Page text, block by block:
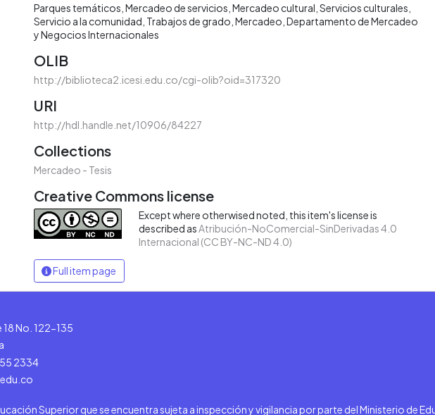
Parques temáticos Mercadeo de servicios Mercadeo cultural Servicios culturales
Servicio a la comunidad Trabajos de grado Mercadeo Departamento de Mercadeo
y Negocios Internacionales
OLIB
http://biblioteca2.icesi.edu.co/cgi-olib?oid=317320
URI
http://hdl.handle.net/10906/84227
Collections
Mercadeo - Tesis
Creative Commons license
Except where otherwised noted, this item's license is
described as Atribución-NoComercial-SinDerivadas 4.0
Internacional (CC BY-NC-ND 4.0)
Full item page
18 No. 122-135
2334
Superior que se encuentra sujeta a inspección y vigilancia por parte del Ministerio de